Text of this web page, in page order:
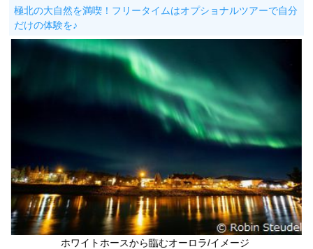
極北の大自然を満喫！フリータイムはオプショナルツアーで自分
だけの体験を♪
ホワイトホースの街並み/イ